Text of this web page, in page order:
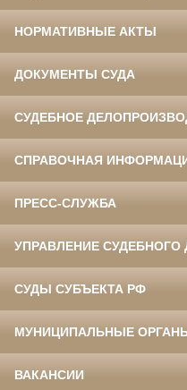
НОРМАТИВНЫЕ АКТЫ
ДОКУМЕНТЫ СУДА
СУДЕБНОЕ
СПРАВОЧНАЯ
ПРЕСС-СЛУЖБА
УПРАВЛЕНИЕ СУДЕБНОГО
СУДЫ СУБЪЕКТА РФ
МУНИЦИПАЛЬНЫЕ
ВАКАНСИИ